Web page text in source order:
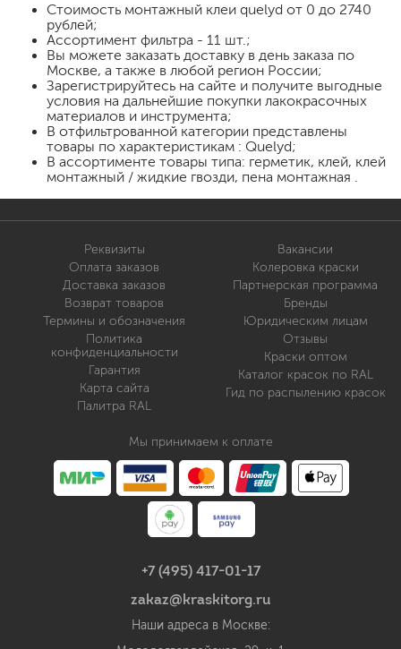
Стоимость монтажный клеи quelyd от 0 до 2740
рублей;
Ассортимент фильтра - 11 шт.;
Вы можете заказать доставку в день заказа по
Москве, а также в любой регион России;
Зарегистрируйтесь на сайте и получите выгодные
условия на дальнейшие покупки лакокрасочных
материалов и инструмента;
В отфильтрованной категории представлены
товары по характеристикам : Quelyd;
В ассортименте товары типа: герметик, клей, клей
монтажный / жидкие гвозди, пена монтажная .
Реквизиты
Оплата заказов
Доставка заказов
Возврат товаров
Термины и обозначения
Политика
конфиденциальности
Гарантия
Карта сайта
Палитра RAL
Вакансии
Колеровка краски
Партнерская программа
Бренды
Юридическим лицам
Отзывы
Краски оптом
Каталог красок по RAL
Гид по распылению красок
Мы принимаем к оплате
+7 (495) 417-01-17
zakaz@kraskitorg.ru
Наши адреса в Москве: